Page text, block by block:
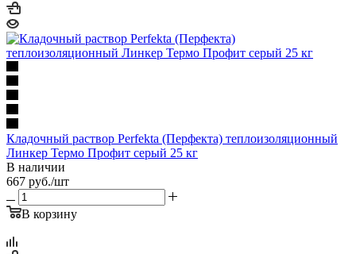
Кладочный раствор Perfekta (Перфекта) теплоизоляционный
Линкер Термо Профит серый 25 кг
В наличии
667 руб./шт
В корзину